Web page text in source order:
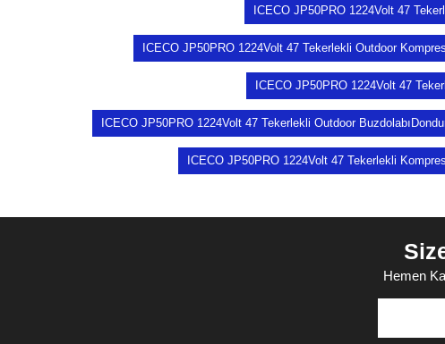
ICECO JP50PRO 1224Volt 47
ICECO JP50PRO 1224Volt 47 Tekerlekli Outdoor
ICECO JP50PRO 1224Volt 47
ICECO JP50PRO 1224Volt 47 Tekerlekli Outdoor
ICECO JP50PRO 1224Volt 47 Tekerlekli
Hemen